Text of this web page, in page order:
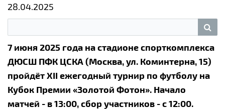
28.04.2025
7 июня 2025 года на стадионе спорткомплекса
ДЮСШ ПФК ЦСКА (Москва, ул. Коминтерна, 15)
пройдёт XII ежегодный турнир по футболу на
Кубок Премии «Золотой Фотон». Начало
матчей - в 13:00, сбор участников - с 12:00.